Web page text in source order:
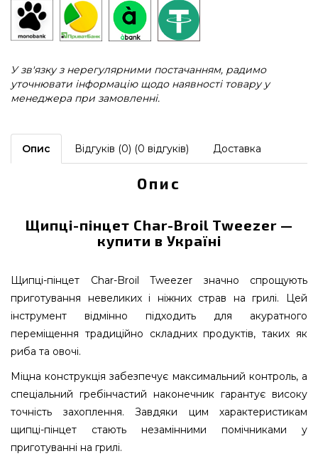
У зв'язку з нерегулярними постачанням, радимо
уточнювати інформацію щодо наявності товару у
менеджера при замовленні.
Опис Відгуків (0) (0 відгуків) Доставка
Опис
Щипці-пінцет Char-Broil Tweezer —
купити в Україні
Щипці-пінцет Char-Broil Tweezer значно спрощують
приготування невеликих і ніжних страв на грилі. Цей
інструмент відмінно підходить для акуратного
переміщення традиційно складних продуктів, таких як
риба та овочі.
Міцна конструкція забезпечує максимальний контроль, а
спеціальний гребінчастий наконечник гарантує високу
точність захоплення. Завдяки цим характеристикам
щипці-пінцет стають незамінними помічниками у
приготуванні на грилі.